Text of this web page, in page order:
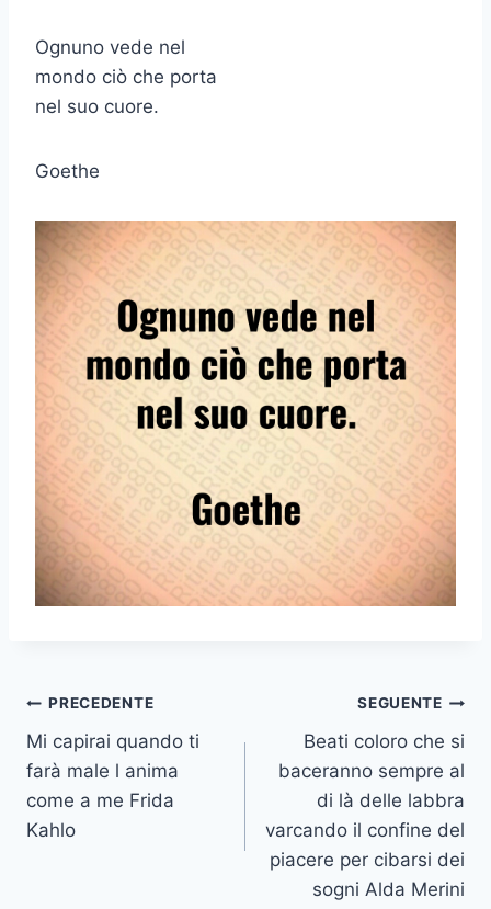
Ognuno vede nel
mondo ciò che porta
nel suo cuore.
Goethe
Navigazione
articoli
PRECEDENTE
Mi capirai quando ti
farà male l anima
come a me Frida
Kahlo
SEGUENTE
Beati coloro che si
baceranno sempre al
di là delle labbra
varcando il confine del
piacere per cibarsi dei
sogni Alda Merini